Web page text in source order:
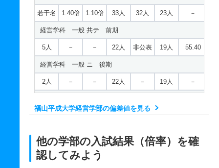
若干名 1.40倍 1.10倍 33人 32人 23人 －
経営学科 一般 共テ 前期
5人 － － 22人 非公表 19人 55.40
経営学科 一般 ニ 後期
2人 － － 22人 － 19人 －
10人 1.40倍 1倍 13人 13人 9人 －
10人 1.40倍 1倍
福山平成大学経営学部の偏差値を見る
他の学部の入試結果（倍率）を確
認してみよう